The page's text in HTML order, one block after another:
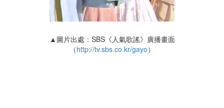
▲圖片出處：SBS《人氣歌謠》廣播畫面
（http://tv.sbs.co.kr/gayo）